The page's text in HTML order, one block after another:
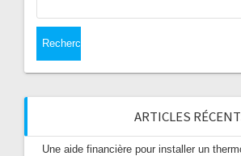
ARTICLES
Une aide financière pour installer un